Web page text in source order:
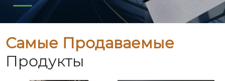
Самые Продаваемые
Продукты